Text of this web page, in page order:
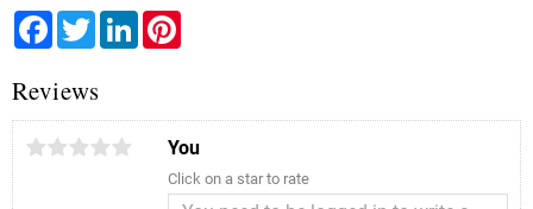
FacebookTwitterLinkedIn
Reviews
You
Click on a star to rate